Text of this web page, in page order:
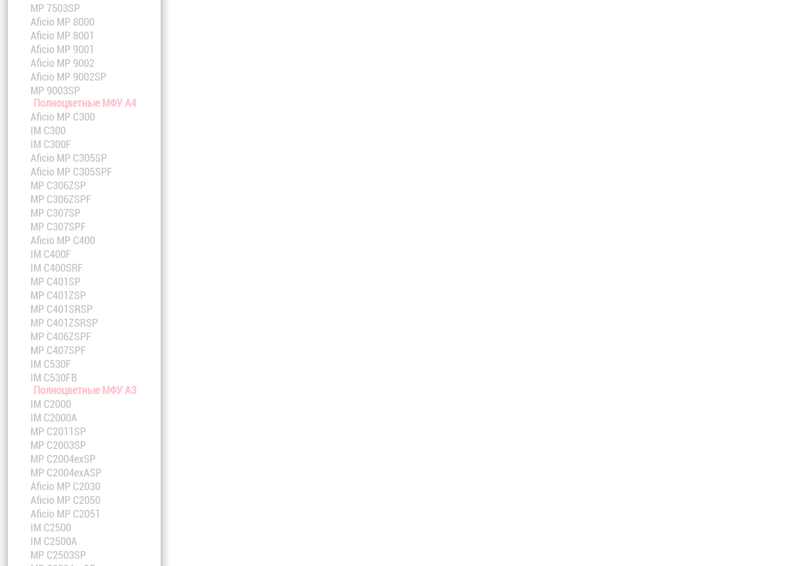
MP 7503SP
Aficio MP 8000
Aficio MP 8001
Aficio MP 9001
Aficio MP 9002
Aficio MP 9002SP
MP 9003SP
Полноцветные МФУ A4
Aficio MP C300
IM C300
IM C300F
Aficio MP C305SP
Aficio MP C305SPF
MP C306ZSP
MP C306ZSPF
MP C307SP
MP C307SPF
Aficio MP C400
IM C400F
IM C400SRF
MP C401SP
MP C401ZSP
MP C401SRSP
MP C401ZSRSP
MP C406ZSPF
MP C407SPF
IM C530F
IM C530FB
Полноцветные МФУ A3
IM C2000
IM C2000A
MP C2011SP
MP C2003SP
MP C2004exSP
MP C2004exASP
Aficio MP C2030
Aficio MP C2050
Aficio MP C2051
IM C2500
IM C2500A
MP C2503SP